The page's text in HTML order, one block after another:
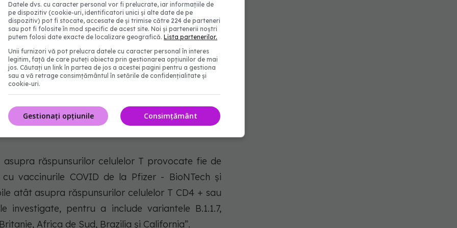
care vizează virusul însuși și îl distrug direct.
au funcționat la fel de bine atunci când au fost
la varianta Kent, la varianta braziliană, cea
care a condus studiul, și colegii săi au scris că
afectate de mutațiile găsite în variantele
răspunsurilor celulelor T provocate fie de
vaccinurile COVID de la Pfizer - BioNTech și
atât asupra răspunsurilor celulelor T CD4 + sau
pentru a include variantele B.1.1.7,
Africa de Sud, Brazilia și California”.
Datele dvs. cu caracter personal vor fi prelucrate, iar informațiile de
pe dispozitiv (cookie-uri, identificatori unici și alte date de pe
dispozitiv) pot fi stocate, accesate de și trimise către 224 de parteneri
sau pot fi folosite în mod specific de acest site. Noi și partenerii noștri
putem folosi date exacte de localizare geografică. Lista partenerilor.
Unii furnizori vă pot prelucra datele cu caracter personal în interes
legitim, față de care puteți obiecta prin gestionarea opțiunilor de mai
jos. Căutați un link în partea de jos a acestei pagini pentru a gestiona
sau a vă retrage consimțământul în setările de confidențialitate și
cookie-uri.
Consimțământ
Gestionați opțiunile